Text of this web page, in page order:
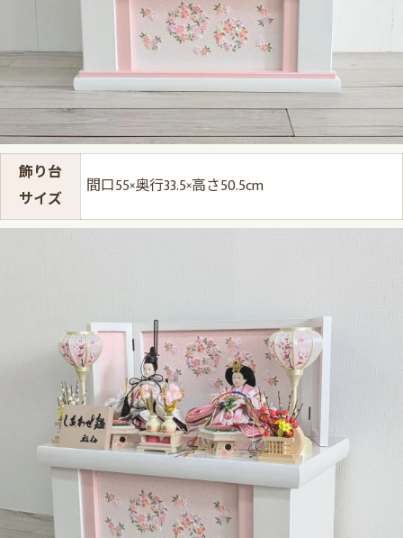
飾り台
サイズ
間口55×奥行33.5×高さ50.5cm